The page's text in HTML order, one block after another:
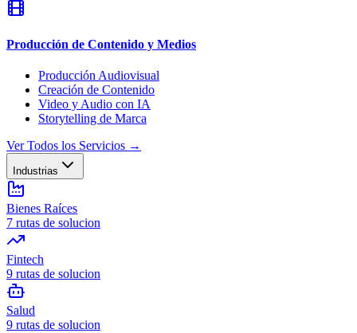
Producción de Contenido y Medios
Producción Audiovisual
Creación de Contenido
Video y Audio con IA
Storytelling de Marca
Ver Todos los Servicios →
Industrias
Bienes Raíces
7 rutas de solucion
Fintech
9 rutas de solucion
Salud
9 rutas de solucion